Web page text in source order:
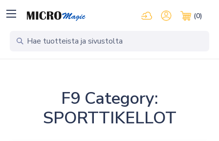
KirjauduOma tili
(0)
F9 Category:
SPORTTIKELLOT